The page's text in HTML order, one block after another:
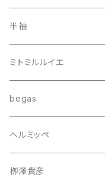
半袖
ミトミルルイエ
begas
ヘルミッペ
栁澤貴彦